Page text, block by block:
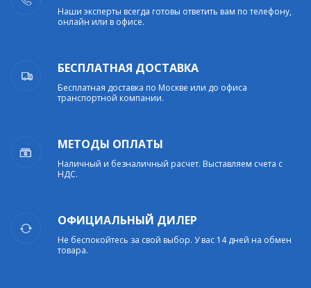
Наши эксперты всегда готовы ответить вам по телефону,
онлайн или в офисе.
БЕСПЛАТНАЯ ДОСТАВКА
Бесплатная доставка по Москве или до офиса
транспортной компании.
МЕТОДЫ ОПЛАТЫ
Наличный и безналичный расчет. Выставляем счета с
НДС.
ОФИЦИАЛЬНЫЙ ДИЛЕР
Не беспокойтесь за свой выбор. У вас 14 дней на обмен
товара.